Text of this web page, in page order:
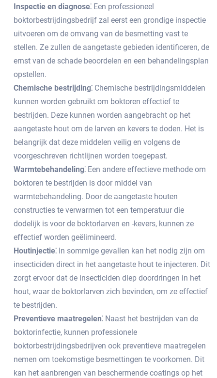
Inspectie en diagnose⁚ Een professioneel
boktorbestrijdingsbedrijf zal eerst een grondige inspectie
uitvoeren om de omvang van de besmetting vast te
stellen.​ Ze zullen de aangetaste gebieden identificeren, de
ernst van de schade beoordelen en een behandelingsplan
opstellen.
Chemische bestrijding⁚ Chemische bestrijdingsmiddelen
kunnen worden gebruikt om boktoren effectief te
bestrijden.​ Deze kunnen worden aangebracht op het
aangetaste hout om de larven en kevers te doden.​ Het is
belangrijk dat deze middelen veilig en volgens de
voorgeschreven richtlijnen worden toegepast.​
Warmtebehandeling⁚ Een andere effectieve methode om
boktoren te bestrijden is door middel van
warmtebehandeling.​ Door de aangetaste houten
constructies te verwarmen tot een temperatuur die
dodelijk is voor de boktorlarven en -kevers, kunnen ze
effectief worden geëlimineerd.​
Houtinjectie⁚ In sommige gevallen kan het nodig zijn om
insecticiden direct in het aangetaste hout te injecteren.​ Dit
zorgt ervoor dat de insecticiden diep doordringen in het
hout, waar de boktorlarven zich bevinden, om ze effectief
te bestrijden.
Preventieve maatregelen⁚ Naast het bestrijden van de
boktorinfectie, kunnen professionele
boktorbestrijdingsbedrijven ook preventieve maatregelen
nemen om toekomstige besmettingen te voorkomen. Dit
kan het aanbrengen van beschermende coatings op het